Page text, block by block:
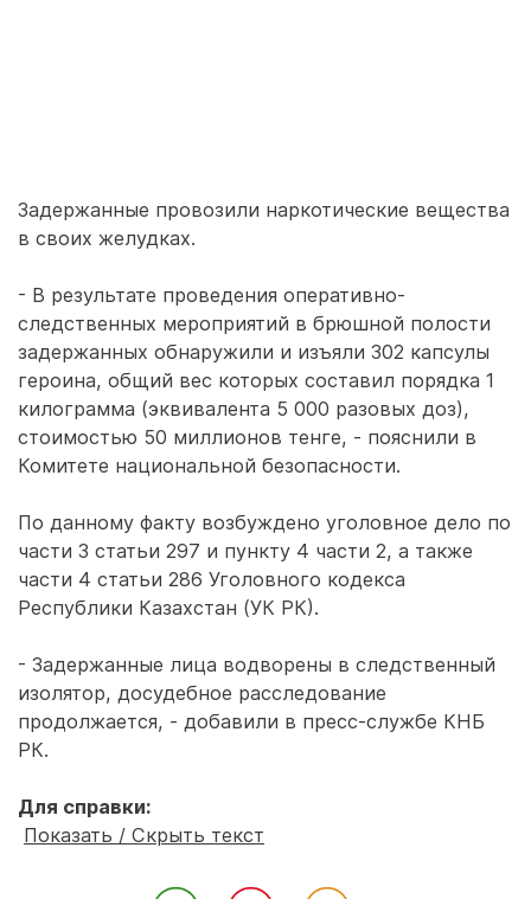
Задержанные провозили наркотические вещества
в своих желудках.
- В результате проведения оперативно-
следственных мероприятий в брюшной полости
задержанных обнаружили и изъяли 302 капсулы
героина, общий вес которых составил порядка 1
килограмма (эквивалента 5 000 разовых доз),
стоимостью 50 миллионов тенге, - пояснили в
Комитете национальной безопасности.
По данному факту возбуждено уголовное дело по
части 3 статьи 297 и пункту 4 части 2, а также
части 4 статьи 286 Уголовного кодекса
Республики Казахстан (УК РК).
- Задержанные лица водворены в следственный
изолятор, досудебное расследование
продолжается, - добавили в пресс-службе КНБ
РК.
Для справки:
Показать / Скрыть текст